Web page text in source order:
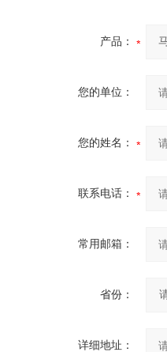
产品：
您的单位：
您的姓名：
联系电话：
常用邮箱：
省份：
详细地址：